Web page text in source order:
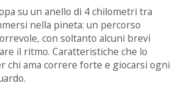
su un anello di 4 chilometri tra
nella pineta: un percorso
con soltanto alcuni brevi
il ritmo. Caratteristiche che lo
chi ama correre forte e giocarsi ogni